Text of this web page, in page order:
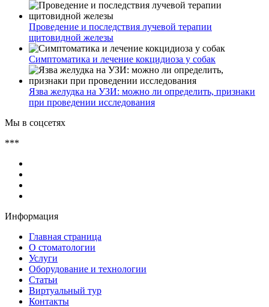
Проведение и последствия лучевой терапии
щитовидной железы
Симптоматика и лечение кокцидиоза у собак
Язва желудка на УЗИ: можно ли определить, признаки
при проведении исследования
Мы в соцсетях
***
Информация
Главная страница
О стоматологии
Услуги
Оборудование и технологии
Статьи
Виртуальный тур
Контакты